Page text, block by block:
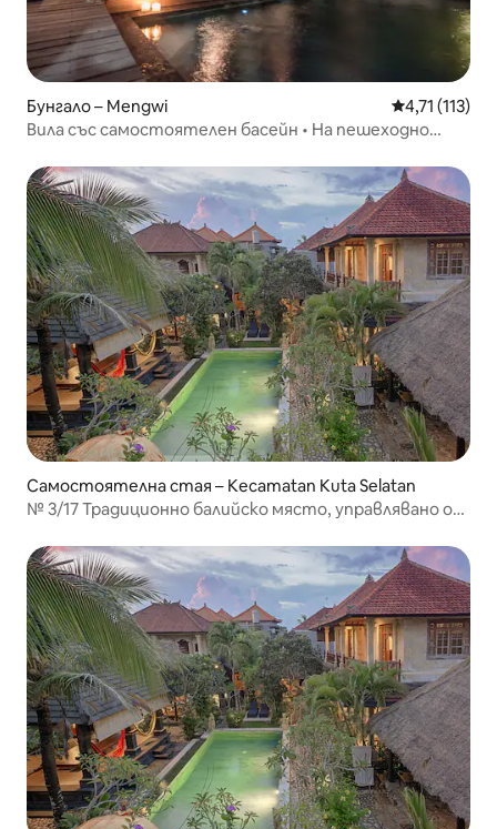
Бунгало – Mengwi Средна
4,71 (113)
Вила със самостоятелен басейн • На пешеходно
Самостоятелна стая – Kecamatan Kuta Selatan
№ 3/17 Традиционно балийско място, управлявано от